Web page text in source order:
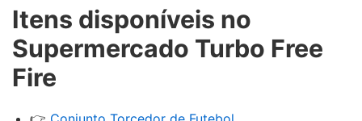
Itens disponíveis no
Supermercado Turbo Free
Fire